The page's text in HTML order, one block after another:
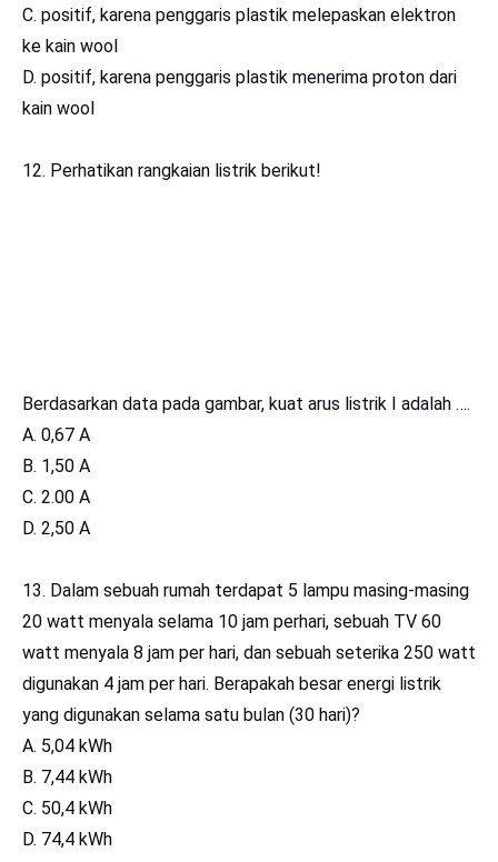
C. positif, karena penggaris plastik melepaskan elektron
ke kain wool
D. positif, karena penggaris plastik menerima proton dari
kain wool
12. Perhatikan rangkaian listrik berikut!
Berdasarkan data pada gambar, kuat arus listrik I adalah ….
A. 0,67 A
B. 1,50 A
C. 2.00 A
D. 2,50 A
13. Dalam sebuah rumah terdapat 5 lampu masing-masing
20 watt menyala selama 10 jam perhari, sebuah TV 60
watt menyala 8 jam per hari, dan sebuah seterika 250 watt
digunakan 4 jam per hari. Berapakah besar energi listrik
yang digunakan selama satu bulan (30 hari)?
A. 5,04 kWh
B. 7,44 kWh
C. 50,4 kWh
D. 74,4 kWh